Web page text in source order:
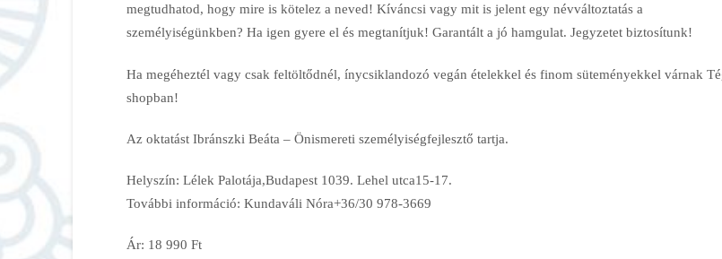
megtudhatod, hogy mire is kötelez a neved! Kíváncsi vagy mit is jelent egy névváltoztatás a
személyiségünkben? Ha igen gyere el és megtanítjuk! Garantált a jó hamgulat. Jegyzetet biztosítunk!
Ha megéheztél vagy csak feltöltődnél, ínycsiklandozó vegán ételekkel és finom süteményekkel várnak
shopban!
Az oktatást Ibránszki Beáta – Önismereti személyiségfejlesztő tartja.
Helyszín: Lélek Palotája,Budapest 1039. Lehel utca15-17.
További információ: Kundaváli Nóra+36/30 978-3669
Ár: 18 990 Ft